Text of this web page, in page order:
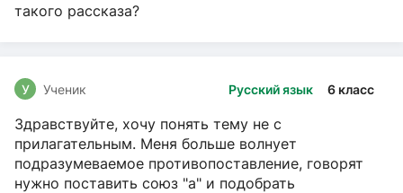
такого рассказа?
Русский язык 6 класс
У Ученик
Здравствуйте, хочу понять тему не с
прилагательным. Меня больше волнует
подразумеваемое противопоставление, говорят
нужно поставить союз "а" и подобрать